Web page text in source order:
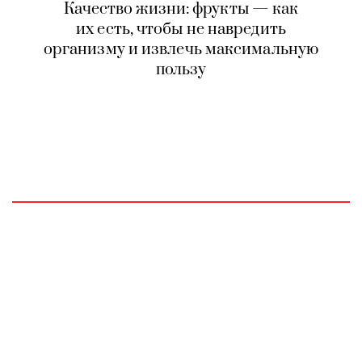
Качество жизни: фрукты — как
их есть, чтобы не навредить
организму и извлечь максимальную
пользу